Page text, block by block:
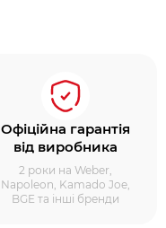
Офіційна гарантія
від виробника
2 роки на Weber,
Napoleon, Kamado Joe,
BGE та інші бренди